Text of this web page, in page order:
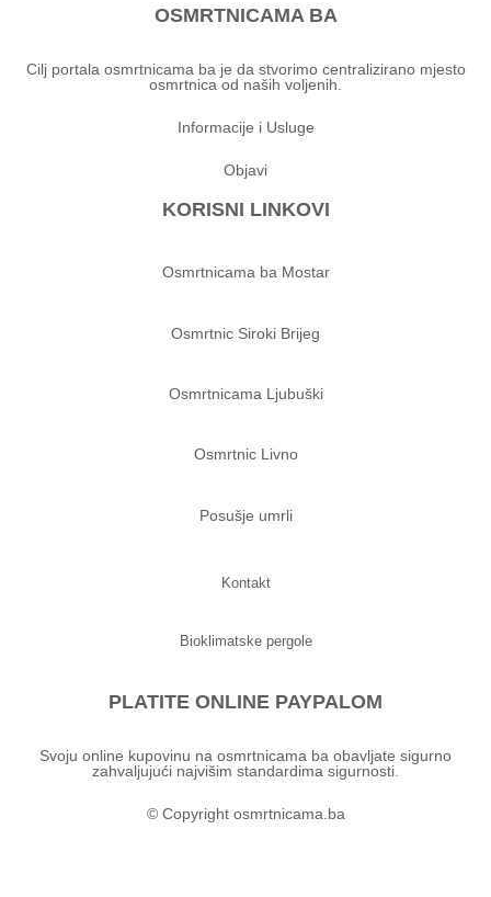
OSMRTNICAMA BA
Cilj portala osmrtnicama ba je da stvorimo centralizirano mjesto
osmrtnica od naših voljenih.
Informacije i Usluge
Objavi
KORISNI LINKOVI
Osmrtnicama ba Mostar
Osmrtnic Siroki Brijeg
Osmrtnicama Ljubuški
Osmrtnic Livno
Posušje umrli
Kontakt
Bioklimatske pergole
PLATITE ONLINE PAYPALOM
Svoju online kupovinu na osmrtnicama ba obavljate sigurno
zahvaljujući najvišim standardima sigurnosti.
© Copyright osmrtnicama.ba